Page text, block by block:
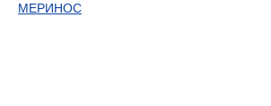
МЕРИНОС